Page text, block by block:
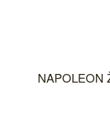
NAPOLEON